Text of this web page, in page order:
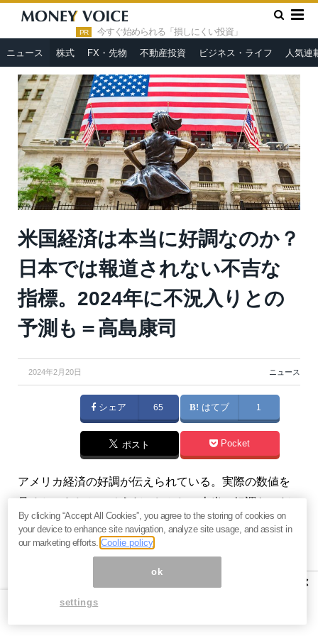
PR 今すぐ始められる「損しにくい投資」
ニュース 株式 FX・先物 不動産投資 ビジネス・ライフ 人気連
HOME » ニュース »
米国経済は本当に好調なのか？日本では報
道されない不吉な指標。2024年に不況入りとの予測も＝高島康司
米国経済は本当に好調なのか？
日本では報道されない不吉な
指標。2024年に不況入りとの
予測も＝高島康司
2024年2月20日 ニュース
シェア 65 はてブ 1
ポスト Pocket
アメリカ経済の好調が伝えられている。実際の数値を
見ると、たしかにそうだ。しかし、本当に好調なのだ
ろうか？日本では報道されることのない別の数値と指
標を見てみる。（『 未来を見る！ 『ヤスの備忘録』連
【関連】今ここが人工知能「人間超え」の出発点。米
国覇権の失墜、金融危機、大量辞職…2025年には劇変
×
By clicking “Accept All Cookies”, you agree to the storing of cookies on
your device to enhance site navigation, analyze site usage, and assist in
our marketing efforts.Coolie policy
ok
settings